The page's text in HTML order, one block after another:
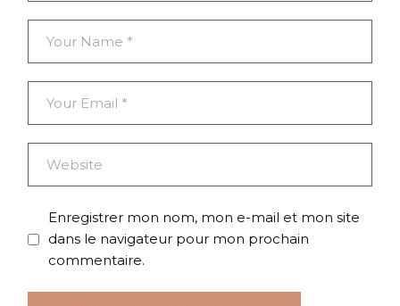
Enregistrer mon nom, mon e-mail et mon site
dans le navigateur pour mon prochain
commentaire.